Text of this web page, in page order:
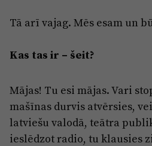
Tā arī vajag. Mēs esam un
Kas tas ir – šeit?
Mājas! Tu esi mājas. Vari
mašīnas durvis atvērsies,
latviešu valodā, teātra
ieslēdzot radio, tu klausies